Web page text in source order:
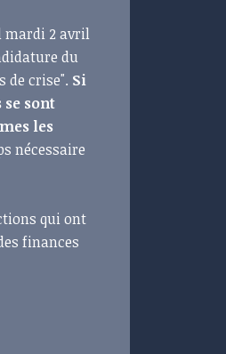
mardi 2 avril
du
de crise". Si
sont
les
nécessaire
qui ont
finances